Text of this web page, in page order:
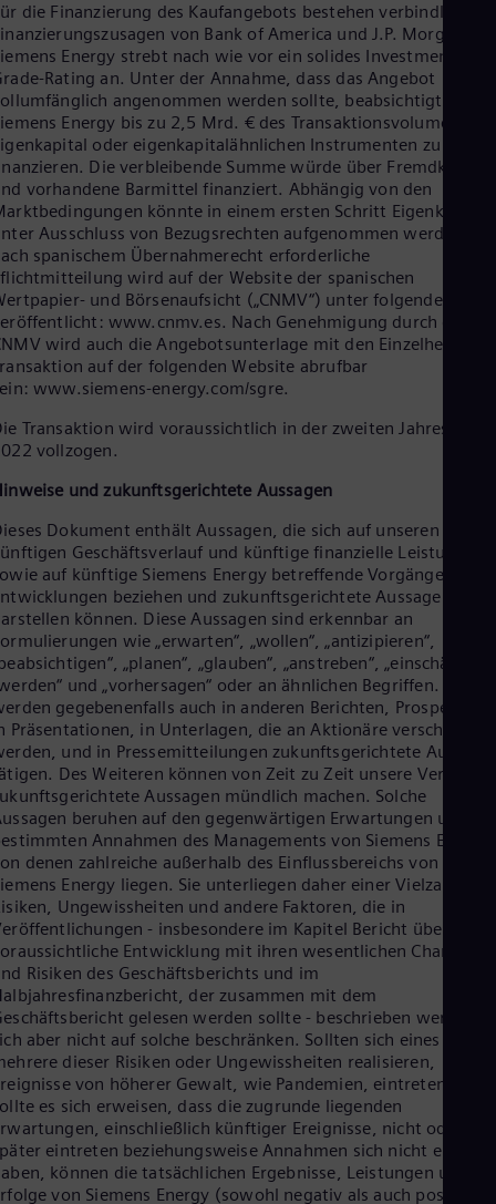
die Finanzierung des Kaufangebots bestehen verbindliche
von Bank of America und J.P. Morgan.
Energy strebt nach wie vor ein solides Investment-
Rating an. Unter der Annahme, dass das Angebot
angenommen werden sollte, beabsichtigt
Energy bis zu 2,5 Mrd. € des Transaktionsvolumens
oder eigenkapitalähnlichen Instrumenten zu
Die verbleibende Summe würde über Fremdkapital
vorhandene Barmittel finanziert. Abhängig von den
könnte in einem ersten Schritt Eigenkapital
Ausschluss von Bezugsrechten aufgenommen werden.
spanischem Übernahmerecht erforderliche
wird auf der Website der spanischen
und Börsenaufsicht („CNMV“) unter folgendem Link
www.cnmv.es. Nach Genehmigung durch die
wird auch die Angebotsunterlage mit den Einzelheiten
auf der folgenden Website abrufbar
www.siemens-energy.com/sgre.
Transaktion wird voraussichtlich in der zweiten Jahreshälfte
vollzogen.
und zukunftsgerichtete Aussagen
Dokument enthält Aussagen, die sich auf unseren
Geschäftsverlauf und künftige finanzielle Leistungen
auf künftige Siemens Energy betreffende Vorgänge oder
beziehen und zukunftsgerichtete Aussagen
können. Diese Aussagen sind erkennbar an
wie „erwarten“, „wollen“, „antizipieren“,
„planen“, „glauben“, „anstreben“, „einschätzen“,
und „vorhersagen“ oder an ähnlichen Begriffen. Wir
gegebenenfalls auch in anderen Berichten, Prospekten,
Präsentationen, in Unterlagen, die an Aktionäre verschickt
und in Pressemitteilungen zukunftsgerichtete
Des Weiteren können von Zeit zu Zeit unsere Vertreter
Aussagen mündlich machen. Solche
beruhen auf den gegenwärtigen Erwartungen und
Annahmen des Managements von Siemens Energy,
denen zahlreiche außerhalb des Einflussbereichs von
Energy liegen. Sie unterliegen daher einer Vielzahl von
Ungewissheiten und andere Faktoren, die in
- insbesondere im Kapitel Bericht über die
Entwicklung mit ihren wesentlichen Chancen
Risiken des Geschäftsberichts und im
der zusammen mit dem
gelesen werden sollte - beschrieben werden,
aber nicht auf solche beschränken. Sollten sich eines oder
dieser Risiken oder Ungewissheiten realisieren,
von höherer Gewalt, wie Pandemien, eintreten oder
es sich erweisen, dass die zugrunde liegenden
einschließlich künftiger Ereignisse, nicht oder
eintreten beziehungsweise Annahmen sich nicht erfüllt
können die tatsächlichen Ergebnisse, Leistungen und
von Siemens Energy (sowohl negativ als auch positiv)